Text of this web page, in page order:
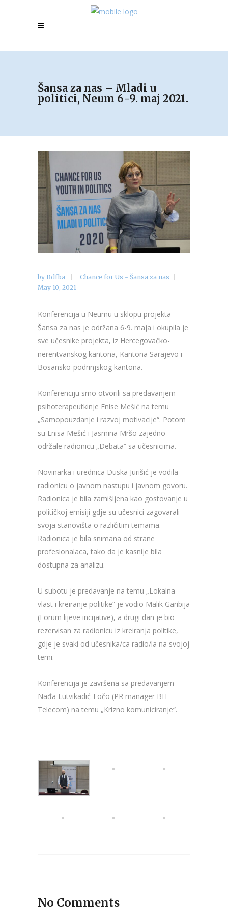
Šansa za nas – Mladi u
politici, Neum 6-9. maj 2021.
by Bdfba
Chance for Us - Šansa za nas
May 10, 2021
Konferencija u Neumu u sklopu projekta
Šansa za nas je održana 6-9. maja i okupila je
sve učesnike projekta, iz Hercegovačko-
nerentvanskog kantona, Kantona Sarajevo i
Bosansko-podrinjskog kantona.
Konferenciju smo otvorili sa predavanjem
psihoterapeutkinje Enise Mešić na temu
„Samopouzdanje i razvoj motivacije“. Potom
su Enisa Mešić i Jasmina Mršo zajedno
održale radionicu „Debata“ sa učesnicima.
Novinarka i urednica Duska Jurišić je vodila
radionicu o javnom nastupu i javnom govoru.
Radionica je bila zamišljena kao gostovanje u
političkoj emisiji gdje su učesnici zagovarali
svoja stanovišta o različitim temama.
Radionica je bila snimana od strane
profesionalaca, tako da je kasnije bila
dostupna za analizu.
U subotu je predavanje na temu „Lokalna
vlast i kreiranje politike“ je vodio Malik Garibija
(Forum lijeve incijative), a drugi dan je bio
rezervisan za radionicu iz kreiranja politike,
gdje je svaki od učesnika/ca radio/la na svojoj
temi.
Konferencija je završena sa predavanjem
Nađa Lutvikadić-Fočo (PR manager BH
Telecom) na temu „Krizno komuniciranje“.
No Comments